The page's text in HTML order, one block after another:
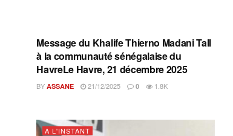
A L'INSTANT
Message du Khalife Thierno Madani Tall
à la communauté sénégalaise du
HavreLe Havre, 21 décembre 2025
BY ASSANE 21/12/2025 0 1.8K
A L'INSTANT